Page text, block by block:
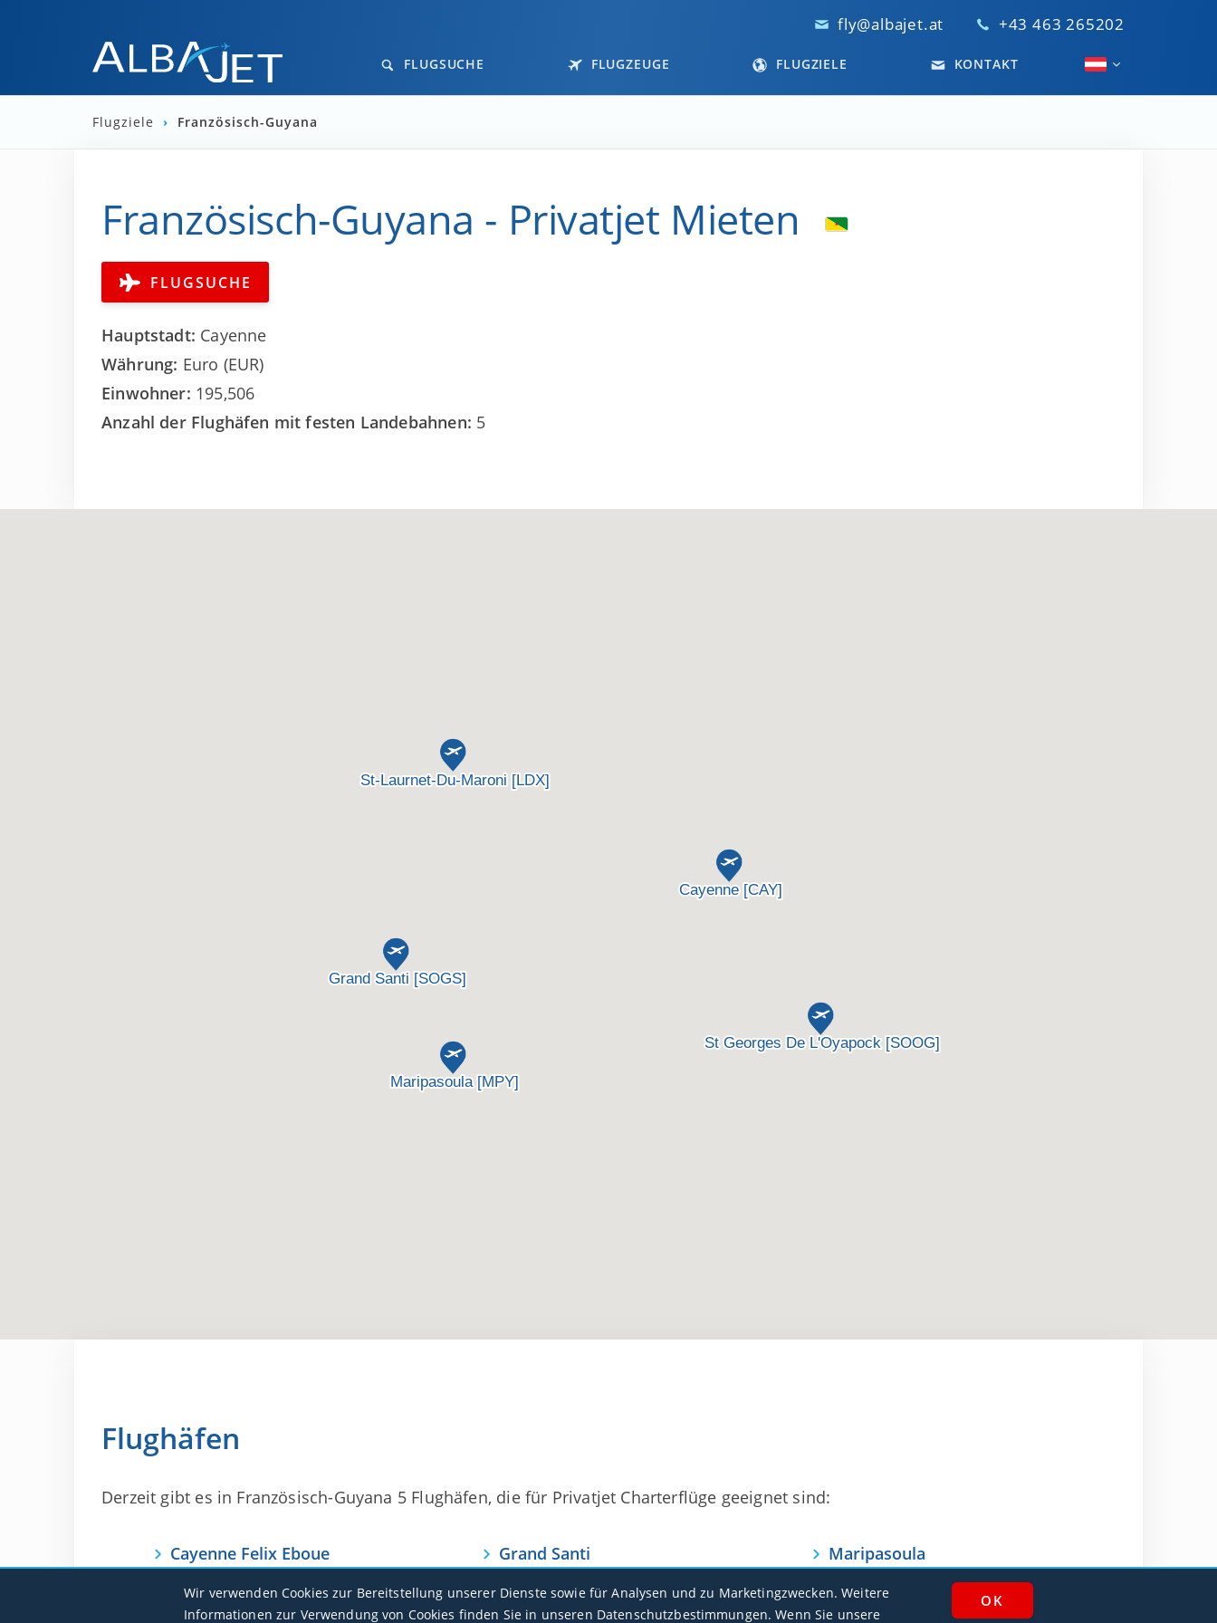
fly@albajet.at +43 463 265202
FLUGSUCHE FLUGZEUGE FLUGZIELE KONTAKT
Flugziele › Französisch-Guyana
Französisch-Guyana - Privatjet Mieten
FLUGSUCHE
Hauptstadt: Cayenne
Währung: Euro (EUR)
Einwohner: 195,506
Anzahl der Flughäfen mit festen Landebahnen: 5
Flughäfen
Derzeit gibt es in Französisch-Guyana 5 Flughäfen, die für Privatjet Charterflüge geeignet sind:
Cayenne Felix Eboue Grand Santi Maripasoula
St Georges De L'Oyapock St-Laurent-Du-Maroni
Wir verwenden Cookies zur Bereitstellung unserer Dienste sowie für Analysen und zu Marketingzwecken. Weitere
Informationen zur Verwendung von Cookies finden Sie in unseren Datenschutzbestimmungen. Wenn Sie unsere